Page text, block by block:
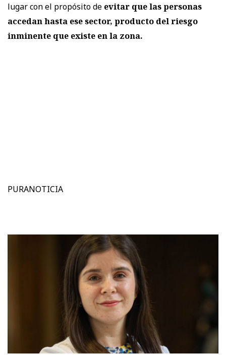
lugar con el propósito de evitar que las personas
accedan hasta ese sector, producto del riesgo
inminente que existe en la zona.
PURANOTICIA